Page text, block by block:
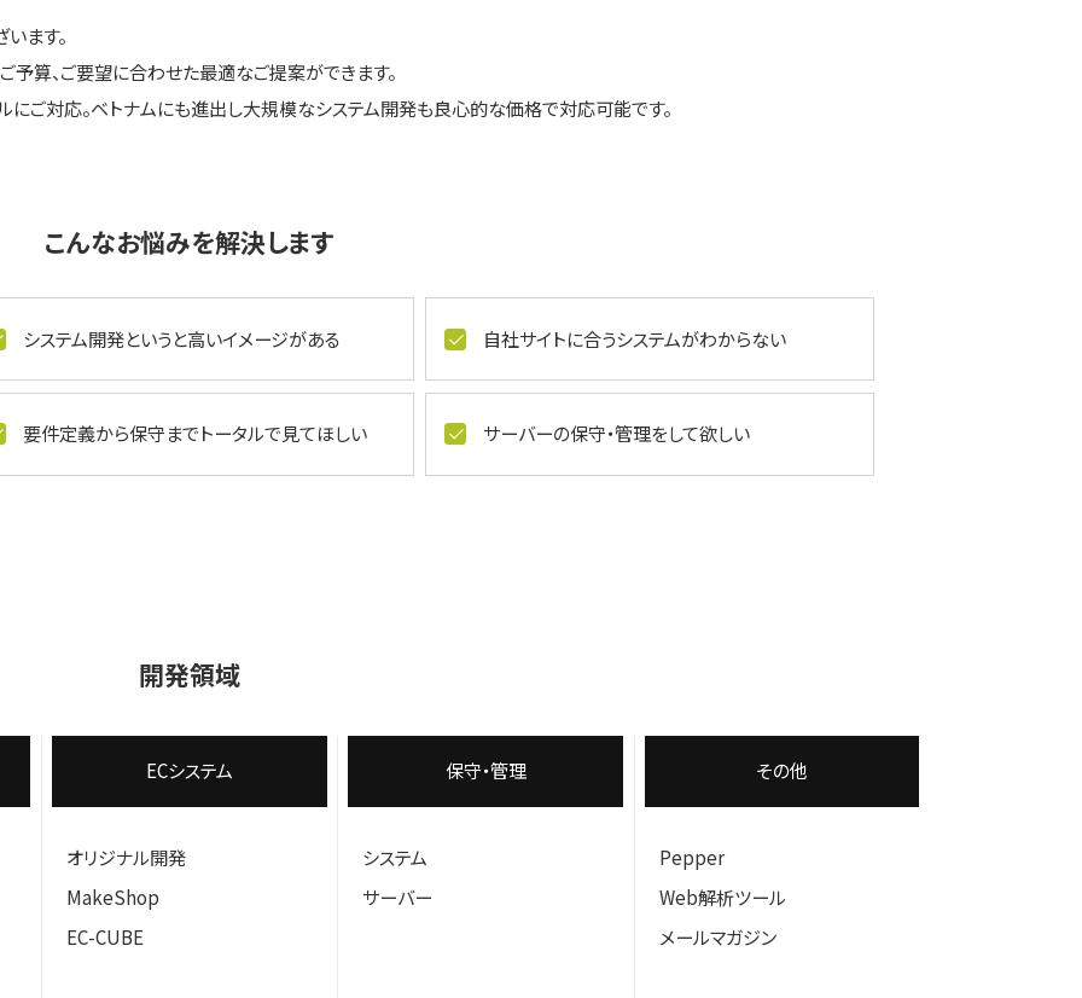
ます。
予算、ご要望に合わせた最適なご提案ができます。
にご対応。ベトナムにも進出し大規模なシステム開発も良心的な価格で対応可能です。
こんなお悩みを解決します
システム開発というと高いイメージがある 自社サイトに合うシステムがわからない
要件定義から保守までトータルで見てほしい サーバーの保守・管理をして欲しい
開発領域
ECシステム
オリジナル開発
MakeShop
EC-CUBE
保守・管理
システム
サーバー
その他
Pepper
Web解析ツール
メールマガジン